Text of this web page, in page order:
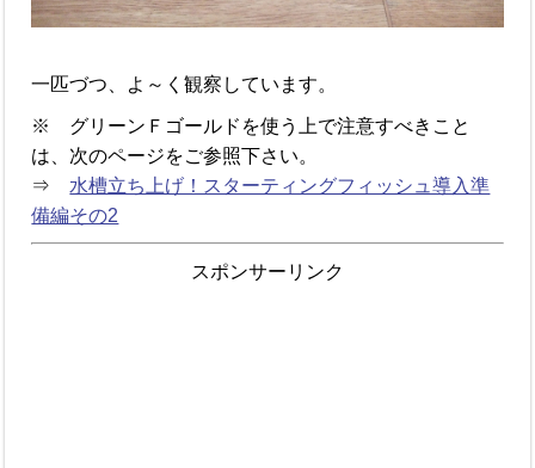
一匹づつ、よ～く観察しています。
※ グリーンＦゴールドを使う上で注意すべきこと
は、次のページをご参照下さい。
⇒ 水槽立ち上げ！スターティングフィッシュ導入準
備編その2
スポンサーリンク